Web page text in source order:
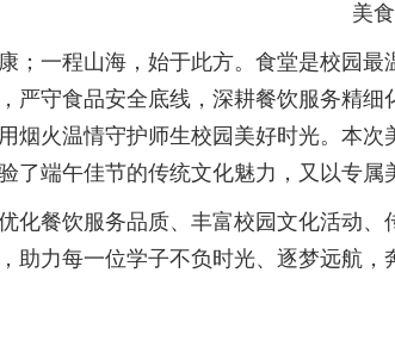
美
；一程山海，始于此方。食堂是校园
严守食品安全底线，深耕餐饮服务精
烟火温情守护师生校园美好时光。本
了端午佳节的传统文化魅力，又以专
化餐饮服务品质、丰富校园文化活动
助力每一位学子不负时光、逐梦远航，